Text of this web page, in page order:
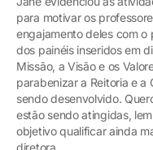
para motivar os
engajamento deles com o
dos painéis inseridos em
Missão, a Visão e os
parabenizar a Reitoria e a
sendo desenvolvido.
estão sendo atingidas,
objetivo qualificar ainda
diretora.